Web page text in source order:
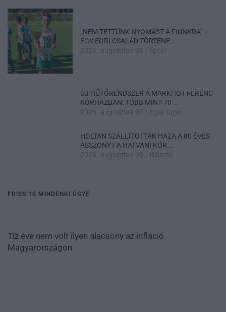
„NEM TETTÜNK NYOMÁST A FIUNKRA” –
EGY EGRI CSALÁD TÖRTÉNE...
2026. augusztus 06 Sport
ÚJ HŰTŐRENDSZER A MARKHOT FERENC
KÓRHÁZBAN: TÖBB MINT 70 ...
2026. augusztus 06 Eger ügye
HOLTAN SZÁLLÍTOTTÁK HAZA A 80 ÉVES
ASSZONYT A HATVANI KÓR...
2026. augusztus 06 Riasztó
FRISS 10 MINDENKI ÜGYE
Tíz éve nem volt ilyen alacsony az infláció
Magyarországon